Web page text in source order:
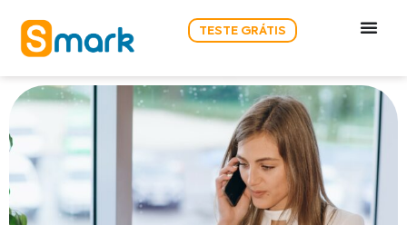
TESTE GRÁTIS